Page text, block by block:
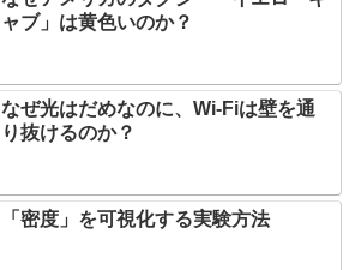
ャブ」は黄色いのか？
なぜ光はだめなのに、Wi-Fiは壁を通
り抜けるのか？
「密度」を可視化する実験方法